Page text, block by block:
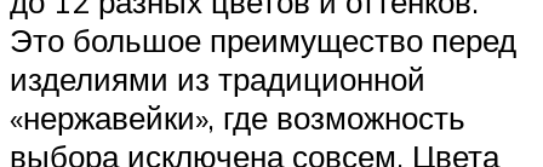
Это большое преимущество перед
изделиями из традиционной
«нержавейки», где возможность
выбора исключена совсем. Цвета